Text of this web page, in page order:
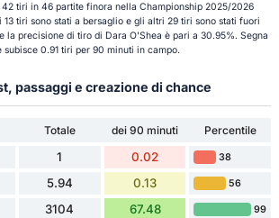
tiri in 46 partite finora nella Championship 2025/2026
tiri sono stati a bersaglio e gli altri 29 tiri sono stati fuori
la precisione di tiro di Dara O'Shea è pari a 30.95%. Segna
0.91 tiri per 90 minuti in campo.
passaggi e creazione di chance
Totale dei 90 minuti
Percentile
1 0.02 38
5.94 0.13 56
3104 67.48 99